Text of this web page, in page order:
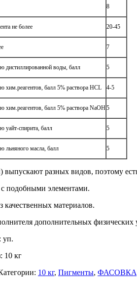
8
не более 20-45
7
дистиллированной воды, балл 5
хим.реагентов, балл 5% раствора HCL 4-5
хим.реагентов, балл 5% раствора NaOH5
уайт-спирита, балл 5
льняного масла, балл 5
разных видов, поэтому
подобными элементами.
материалов.
дополнительных физических
уп.
10 кг
10 кг, Пигменты,